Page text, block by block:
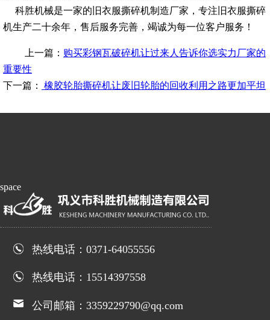
科胜机械是一家的旧衣服撕碎机制造厂家，专注旧衣服撕碎
机生产二十余年，售后服务完善，竭诚为每一位客户服务！
上一篇： 购买彩钢瓦破碎机让过来人告诉你选实力厂家的
重要性
下一篇：
橡胶轮胎撕碎机让废旧轮胎的回收利用之路更加平坦
space
热线电话：0371-64055556
热线电话：15514397558
公司邮箱：3359229790@qq.com